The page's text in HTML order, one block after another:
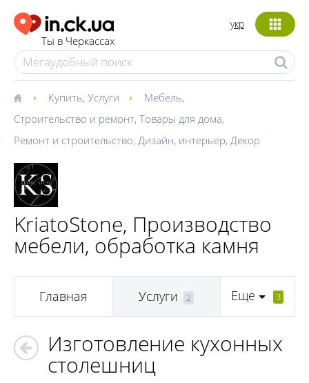
Ты в Черкассах
укр
Купить, Услуги Мебель,
Строительство и ремонт, Товары для дома,
Ремонт и строительство, Дизайн, интерьер, Декор
KriatoStone, Производство
мебели, обработка камня
Главная Услуги 2 Еще 3
Изготовление кухонных
столешниц